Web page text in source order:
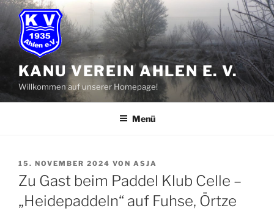
Zum
Inhalt
springen
KANU VEREIN AHLEN E. V.
Willkommen auf unserer Homepage!
Menü
VERÖFFENTLICHT
AM
15. NOVEMBER 2024 VON ASJA
Zu Gast beim Paddel Klub Celle –
„Heidepaddeln“ auf Fuhse, Örtze